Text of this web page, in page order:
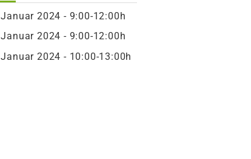
2024 - 9:00-12:00h
2024 - 9:00-12:00h
2024 - 10:00-13:00h